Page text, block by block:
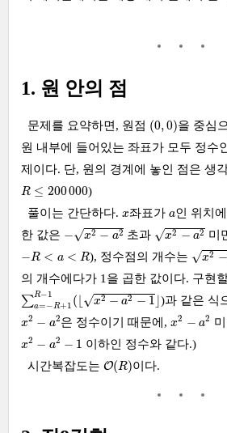
1. 원 안의 점
문제를 요약하면, 원점 (0,0)
(0 0) 을 중심
원 내부에 들어있는 좌표가 모두 정수
제이다. 단, 원의 경계에 놓인 점은 생
R ≤ 200000
R≤ 200000
)
풀이는 간단하다. x
x좌표가 a
a인 위치
한 값은 −√x2 − a2
2−a2
초과 √x2 − a2
2−a2
미
−R < a < R
R< a< ), 정수점의 개수는 √x2 −
2−a2
의 개수에다가 1을 곱한 값이다. 구현
∑R−1
a=− R+1 (⌊ √x2 − a2 − 1 ⌋
= −R
)과 같은 식
x2 − a2
2 은 정수이기 때문에,x2 − a2
2
x2 − a2 − 1
2 −
이하인 정수와 같다.)
시간복잡도는 O(R)
O( R) 이다.